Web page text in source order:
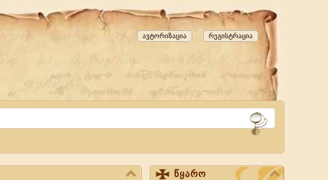
რეგისტრაცია
ავტორიზაცია
წყარო